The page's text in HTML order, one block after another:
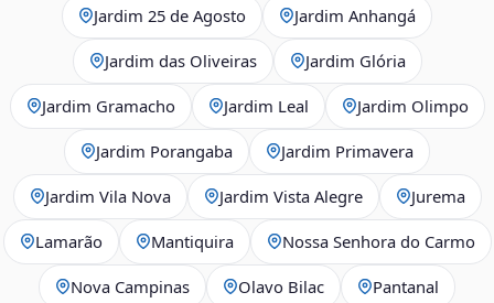
Jardim 25 de Agosto Jardim Anhangá
Jardim das Oliveiras Jardim Glória
Jardim Gramacho Jardim Leal Jardim Olimpo
Jardim Porangaba Jardim Primavera
Jardim Vila Nova Jardim Vista Alegre Jurema
Lamarão Mantiquira Nossa Senhora do Carmo
Nova Campinas Olavo Bilac Pantanal